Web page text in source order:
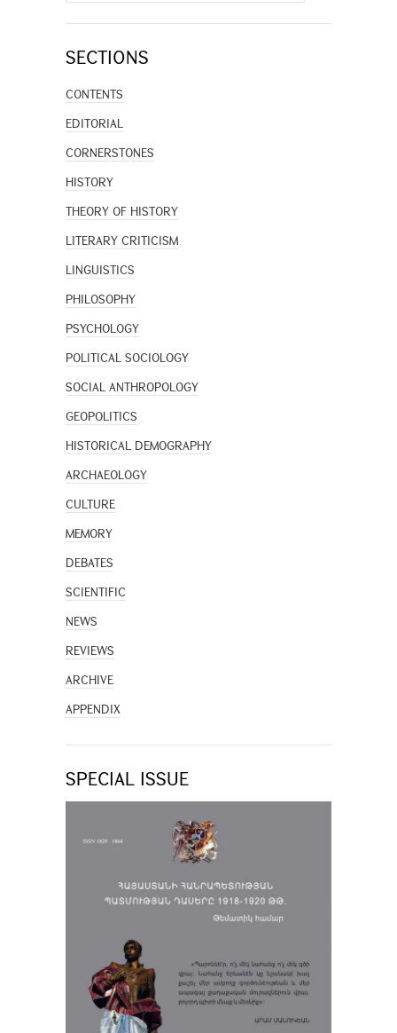
SECTIONS
CONTENTS
EDITORIAL
CORNERSTONES
HISTORY
THEORY OF HISTORY
LITERARY CRITICISM
LINGUISTICS
PHILOSOPHY
PSYCHOLOGY
POLITICAL SOCIOLOGY
SOCIAL ANTHROPOLOGY
GEOPOLITICS
HISTORICAL DEMOGRAPHY
ARCHAEOLOGY
CULTURE
MEMORY
DEBATES
SCIENTIFIC
NEWS
REVIEWS
ARCHIVE
APPENDIX
SPECIAL ISSUE